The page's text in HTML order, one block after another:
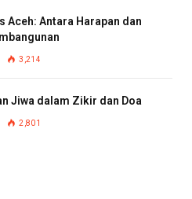
Aceh: Antara Harapan dan
3,214
Jiwa dalam Zikir dan Doa
2,801